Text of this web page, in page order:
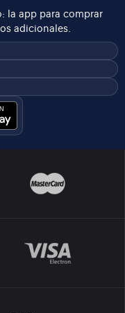
la app para comprar
adicionales.